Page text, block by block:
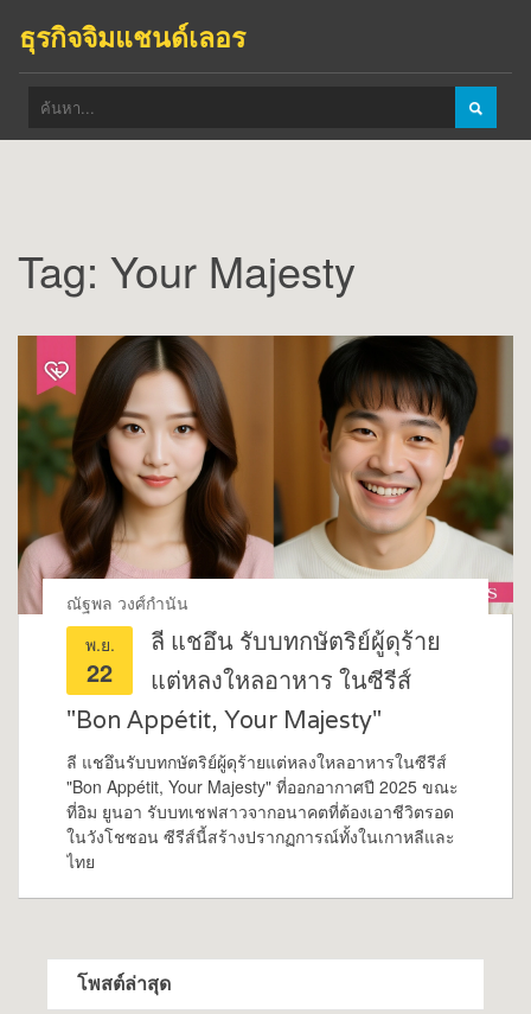
ธุรกิจจิมแชนด์เลอร
Tag: Your Majesty
ณัฐพล วงศ์กำนัน
พ.ย.
22
ลี แชอึน รับบทกษัตริย์ผู้ดุร้าย
แต่หลงใหลอาหาร ในซีรีส์
"Bon Appétit, Your Majesty"
ลี แชอึนรับบทกษัตริย์ผู้ดุร้ายแต่หลงใหลอาหารในซีรีส์
"Bon Appétit, Your Majesty" ที่ออกอากาศปี 2025 ขณะ
ที่อิม ยูนอา รับบทเชฟสาวจากอนาคตที่ต้องเอาชีวิตรอด
ในวังโชซอน ซีรีส์นี้สร้างปรากฏการณ์ทั้งในเกาหลีและ
ไทย
โพสต์ล่าสุด